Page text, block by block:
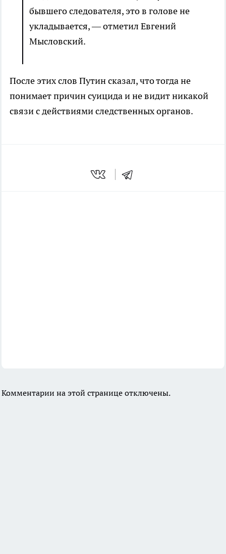
бывшего следователя, это в голове не
укладывается, — отметил Евгений
Мысловский.
После этих слов Путин сказал, что тогда не
понимает причин суицида и не видит никакой
связи с действиями следственных органов.
Комментарии на этой странице отключены.